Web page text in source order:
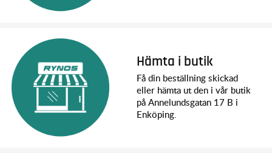
Hämta i butik
Få din beställning skickad
eller hämta ut den i vår butik
på Annelundsgatan 17 B i
Enköping.